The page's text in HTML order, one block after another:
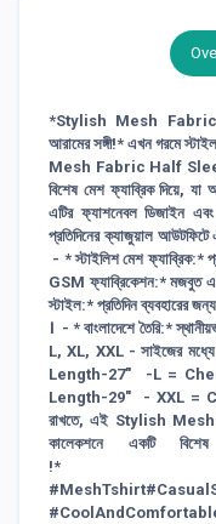
*Stylish Mesh Fabric
আরামের সঙ্গী!* এখন গরমে
Mesh Fabric Half Sleeve
বিশেষ মেশ ফ্যাব্রিক দিয়ে, যা
এটির ফ্যাশনেবল ডিজাইন
প্রতিদিনের ক্যাজুয়াল
- * স্টাইলিশ মেশ ফ্যাব্রিক:*
GSM ফ্যাব্রিকেশন:* মজবুত
স্টাইল:* প্রতিদিন ব্যবহারের
। - * বাংলাদেশে তৈরি:*
L, XL, XXL - সাইজের মধ্যে
Length-27" -L =
Length-29" - XXL =
রাখতে, এই Stylish
কালেকশনে একটি
!*